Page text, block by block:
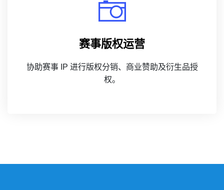
赛事版权运营
协助赛事 IP 进行版权分销、商业赞助及衍生品授
权。